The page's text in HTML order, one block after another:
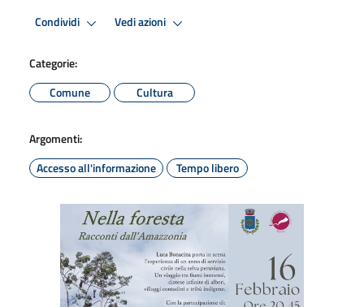
Condividi Vedi azioni
Categorie:
Comune
Cultura
Argomenti:
Accesso all'informazione
Tempo libero